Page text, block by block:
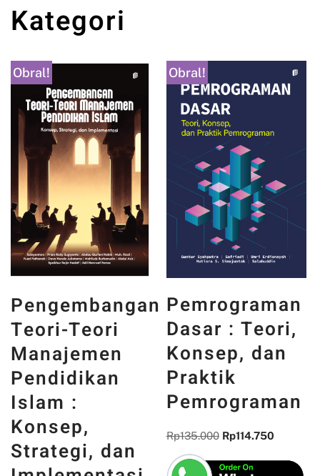
Kategori
Obral!
Pemrograman
Dasar : Teori,
Konsep, dan
Praktik
Pemrograman
Rp135.000 Rp114.750
Obral!
PANCASILA
DAN WAJAH
INDONESIA :
MEMORI,
PENGALAMAN,
DAN
REFLEKSI
KEBANGSAAN